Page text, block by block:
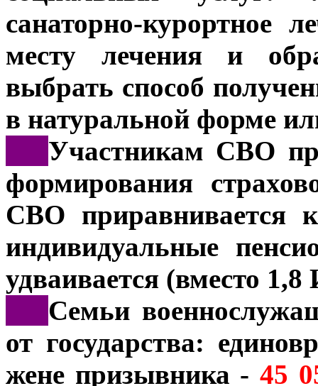
санаторно-курортное
месту лечения и
выбрать способ
в натуральной форме
Участникам СВО
формирования
СВО приравнивается
индивидуальные
удваивается (вместо
Семьи
от государства:
жене призывника -45